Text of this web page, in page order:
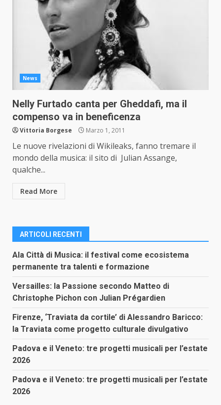
News
Nelly Furtado canta per Gheddafi, ma il
compenso va in beneficenza
Vittoria Borgese Marzo 1, 2011
Le nuove rivelazioni di Wikileaks, fanno tremare il
mondo della musica: il sito di Julian Assange,
qualche...
Read More
ARTICOLI RECENTI
Ala Città di Musica: il festival come ecosistema
permanente tra talenti e formazione
Versailles: la Passione secondo Matteo di
Christophe Pichon con Julian Prégardien
Firenze, ‘Traviata da cortile’ di Alessandro Baricco:
la Traviata come progetto culturale divulgativo
Padova e il Veneto: tre progetti musicali per l’estate
2026
Padova e il Veneto: tre progetti musicali per l’estate
2026